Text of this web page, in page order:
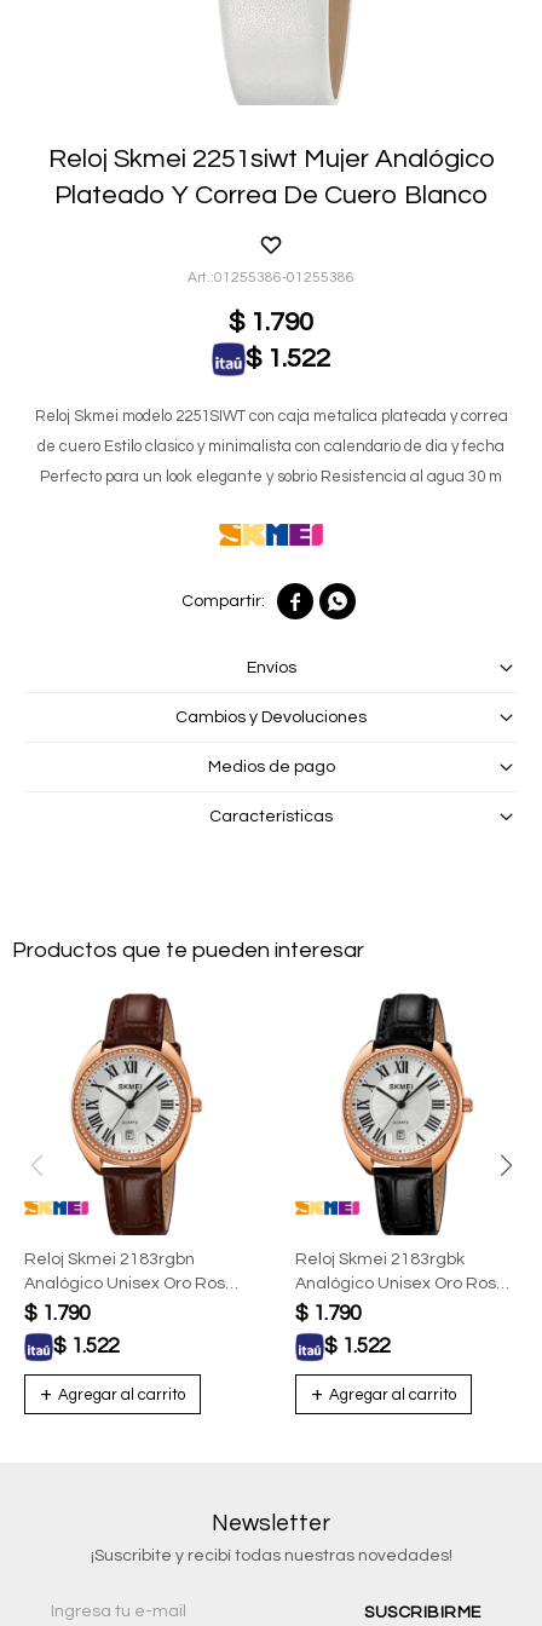
Reloj Skmei 2251siwt Mujer Analógico
Plateado Y Correa De Cuero Blanco
01255386-01255386
$ 1.790
$ 1.522
Reloj Skmei modelo 2251SIWT con caja metalica plateada y correa
de cuero Estilo clasico y minimalista con calendario de dia y fecha
Perfecto para un look elegante y sobrio Resistencia al agua 30 m
 
Envíos
Cambios y Devoluciones
Medios de pago
Características
Productos que te pueden interesar
Reloj Skmei 2183rgbn
Analógico Unisex Oro Rosa
Con Correa Marrón
$ 1.790
$ 1.522
Reloj Skmei 2183rgbk
Analógico Unisex Oro Rosa
Con Correa Negra
$ 1.790
$ 1.522
Newsletter
¡Suscribite y recibí todas nuestras novedades!
SUSCRIBIRME